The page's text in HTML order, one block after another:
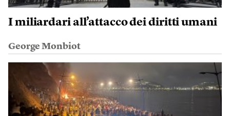
I miliardari all’attacco dei diritti umani
George Monbiot